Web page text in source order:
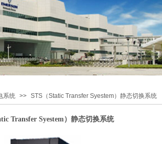
系统 >> STS（Static Transfer Syestem）静态切换系统
Transfer Syestem）静态切换系统